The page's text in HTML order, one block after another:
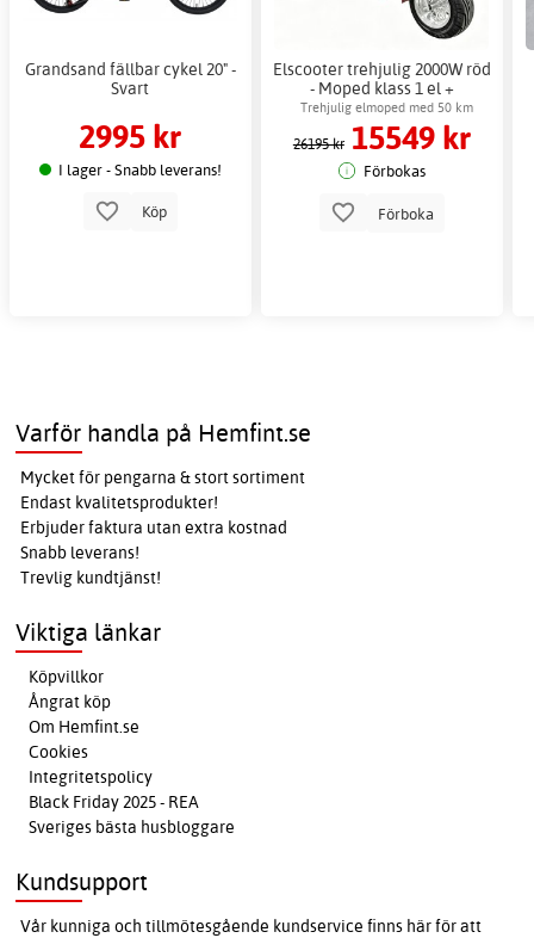
Grandsand fällbar cykel 20" -
Svart
2995 kr
I lager - Snabb leverans!
Köp
Elscooter trehjulig 2000W röd
- Moped klass 1 el +
Låskätting
Trehjulig elmoped med 50 km
räckvidd
26195 kr 15549 kr
Förbokas
Förboka
Varför handla på Hemfint.se
Mycket för pengarna & stort sortiment
Endast kvalitetsprodukter!
Erbjuder faktura utan extra kostnad
Snabb leverans!
Trevlig kundtjänst!
Viktiga länkar
Köpvillkor
Ångrat köp
Om Hemfint.se
Cookies
Integritetspolicy
Black Friday 2025 - REA
Sveriges bästa husbloggare
Kundsupport
Vår kunniga och tillmötesgående kundservice finns här för att